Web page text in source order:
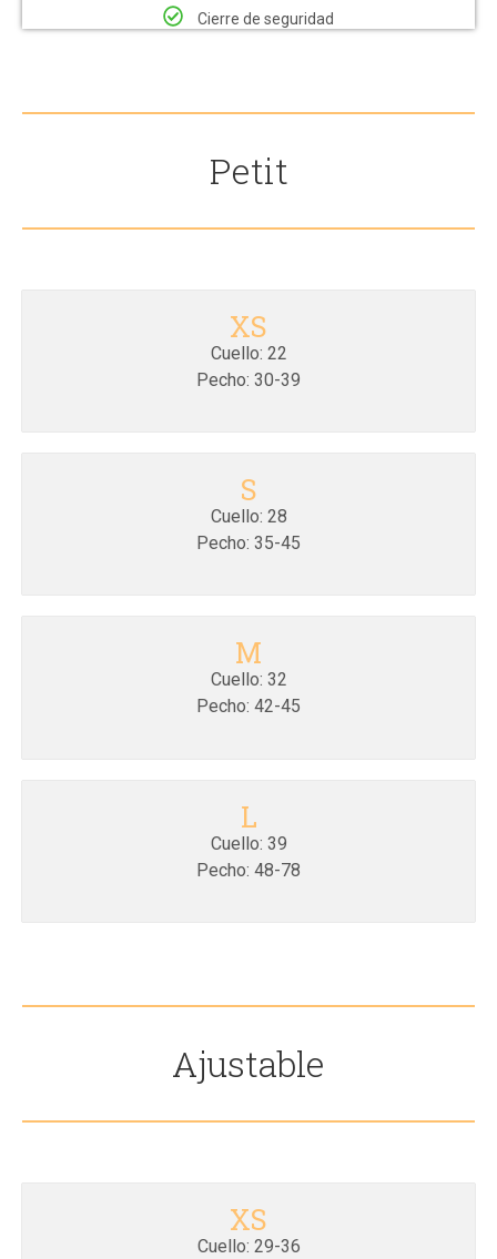
Cierre de seguridad
Petit
XS
Cuello: 22
Pecho: 30-39
S
Cuello: 28
Pecho: 35-45
M
Cuello: 32
Pecho: 42-45
L
Cuello: 39
Pecho: 48-78
Ajustable
XS
Cuello: 29-36